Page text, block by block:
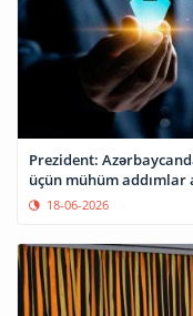
Prezident:
üçün mühüm addımlar
18-06-2026